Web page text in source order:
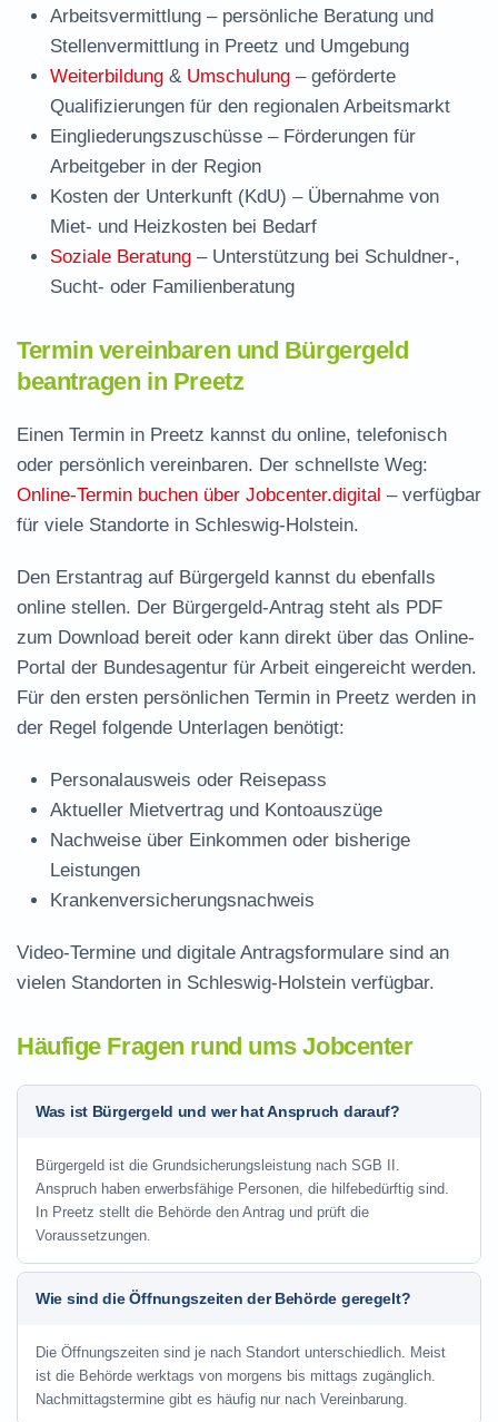
Arbeitsvermittlung – persönliche Beratung und
Stellenvermittlung in Preetz und Umgebung
Weiterbildung & Umschulung – geförderte
Qualifizierungen für den regionalen Arbeitsmarkt
Eingliederungszuschüsse – Förderungen für
Arbeitgeber in der Region
Kosten der Unterkunft (KdU) – Übernahme von
Miet- und Heizkosten bei Bedarf
Soziale Beratung – Unterstützung bei Schuldner-,
Sucht- oder Familienberatung
Termin vereinbaren und Bürgergeld
beantragen in Preetz
Einen Termin in Preetz kannst du online, telefonisch
oder persönlich vereinbaren. Der schnellste Weg:
Online-Termin buchen über Jobcenter.digital – verfügbar
für viele Standorte in Schleswig-Holstein.
Den Erstantrag auf Bürgergeld kannst du ebenfalls
online stellen. Der Bürgergeld-Antrag steht als PDF
zum Download bereit oder kann direkt über das Online-
Portal der Bundesagentur für Arbeit eingereicht werden.
Für den ersten persönlichen Termin in Preetz werden in
der Regel folgende Unterlagen benötigt:
Personalausweis oder Reisepass
Aktueller Mietvertrag und Kontoauszüge
Nachweise über Einkommen oder bisherige
Leistungen
Krankenversicherungsnachweis
Video-Termine und digitale Antragsformulare sind an
vielen Standorten in Schleswig-Holstein verfügbar.
Häufige Fragen rund ums Jobcenter
Was ist Bürgergeld und wer hat Anspruch darauf?
Bürgergeld ist die Grundsicherungsleistung nach SGB II.
Anspruch haben erwerbsfähige Personen, die hilfebedürftig sind.
In Preetz stellt die Behörde den Antrag und prüft die
Voraussetzungen.
Wie sind die Öffnungszeiten der Behörde geregelt?
Die Öffnungszeiten sind je nach Standort unterschiedlich. Meist
ist die Behörde werktags von morgens bis mittags zugänglich.
Nachmittagstermine gibt es häufig nur nach Vereinbarung.